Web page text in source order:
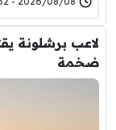
لاعب برشلونة
ضخمة